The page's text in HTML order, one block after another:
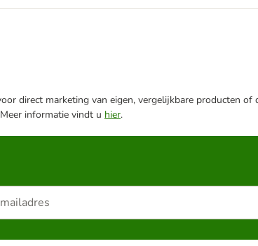
direct marketing van eigen, vergelijkbare producten
informatie vindt u hier.